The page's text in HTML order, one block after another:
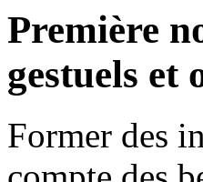
Première
gestuels et
Former des